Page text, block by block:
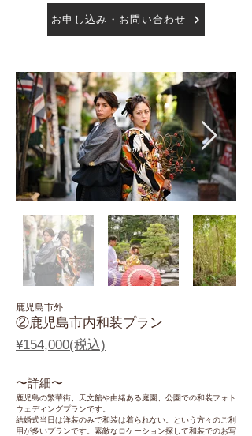
お申し込み・お問い合わせ
​鹿児島市外
②鹿児島市内和装プラン
¥154,000(税込)
〜​詳細〜
鹿児島の繁華街、天文館や由緒ある庭園、公園での和装フォト
ウェディングプランです。
結婚式当日は洋装のみで和装は着られない。という方々のご利
用が多いプランです。 素敵なロケーション探して和装でのお写